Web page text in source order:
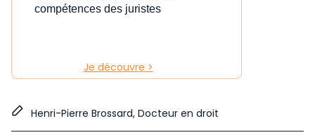
compétences des juristes
Je découvre >
Henri-Pierre Brossard, Docteur en droit